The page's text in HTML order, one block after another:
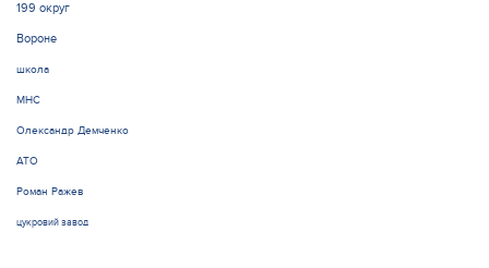
199 округ
Вороне
школа
МНС
Олександр Демченко
АТО
Роман Ражев
цукровий завод